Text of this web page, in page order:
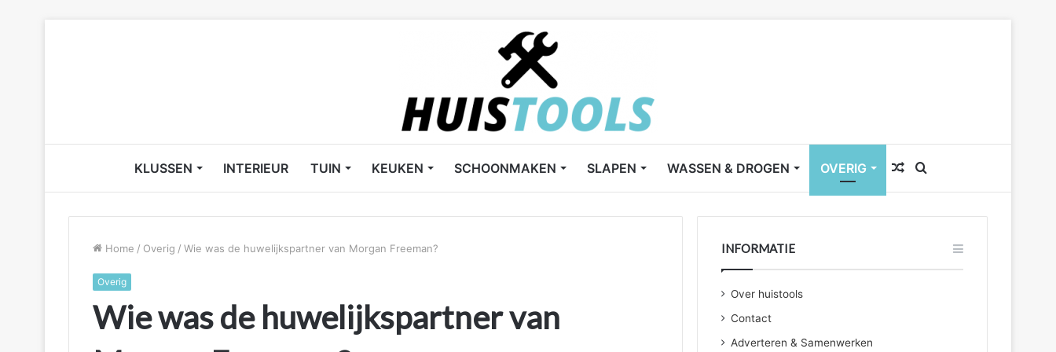
KLUSSEN INTERIEUR TUIN KEUKEN SCHOONMAKEN SLAPEN WASSEN & DROGEN OVERIG
naar
Willekeurig
artikel
Home / Overig / Wie was de huwelijkspartner van Morgan Freeman?
Overig
Wie was de huwelijkspartner van
INFORMATIE
Over huistools
Contact
Adverteren & Samenwerken